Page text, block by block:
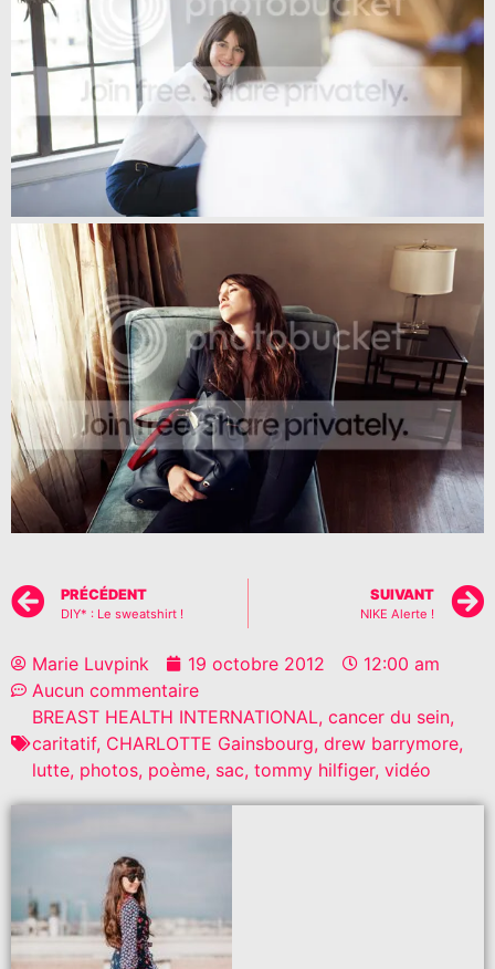
PRÉCÉDENT
DIY* : Le sweatshirt !
SUIVANT
NIKE Alerte !
Marie Luvpink 19 octobre 2012
12:00 am
Aucun commentaire
BREAST HEALTH INTERNATIONAL, cancer du sein,
caritatif, CHARLOTTE Gainsbourg, drew barrymore,
lutte, photos, poème, sac, tommy hilfiger, vidéo